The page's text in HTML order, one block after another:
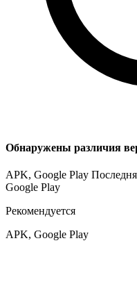
Обнаружены различия
APK, Google Play
Google Play
Рекомендуется
APK, Google Play